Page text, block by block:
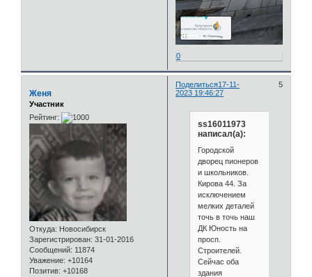
0
Поделиться 5
17-11-
2023 19:46:27
Женя
Участник
Рейтинг:
Откуда: Новосибирск
Зарегистрирован: 31-01-2016
Сообщений: 11874
Уважение: +10164
Позитив: +10168
ss16011973
написал(а):
Городской
дворец пионеров
и школьников.
Кирова 44. За
исключением
мелких деталей
точь в точь наш
ДК Юность на
просп.
Строителей.
Сейчас оба
здания